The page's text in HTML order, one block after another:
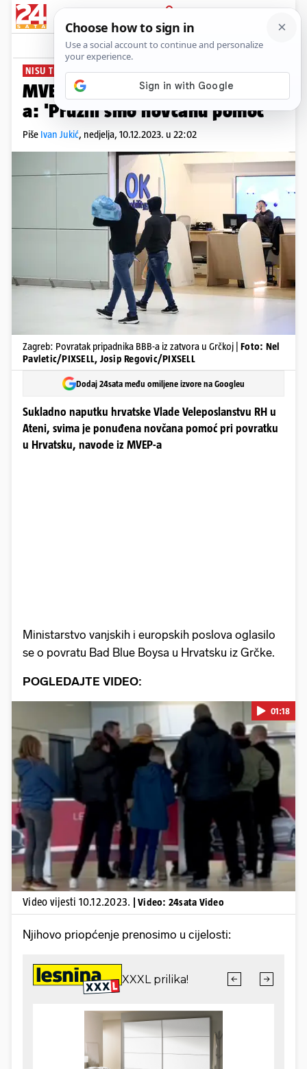
PRIJAVA
News Komentari
NISU TRAŽILI JAMČEVINU
MVEP o plaćanju troškova BBB-
a: 'Pružili smo novčanu pomoć'
Piše Ivan Jukić, nedjelja, 10.12.2023. u 22:02
Zagreb: Povratak pripadnika BBB-a iz zatvora u Grčkoj | Foto: Nel
Pavletic/PIXSELL, Josip Regovic/PIXSELL
Dodaj 24sata među omiljene izvore na Googleu
Sukladno naputku hrvatske Vlade Veleposlanstvu RH u
Ateni, svima je ponuđena novčana pomoć pri povratku
u Hrvatsku, navode iz MVEP-a
Ministarstvo vanjskih i europskih poslova oglasilo
se o povratu Bad Blue Boysa u Hrvatsku iz Grčke.
POGLEDAJTE VIDEO:
Pokretanje videa...
01:18
Video vijesti 10.12.2023. | Video: 24sata Video
Njihovo priopćenje prenosimo u cijelosti: